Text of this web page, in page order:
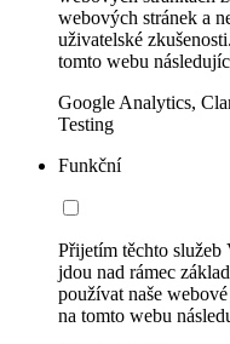
webových stránek a
uživatelské
tomto webu
Google Analytics,
Testing
Funkční
Přijetím těchto služeb
jdou nad rámec
používat naše
na tomto webu